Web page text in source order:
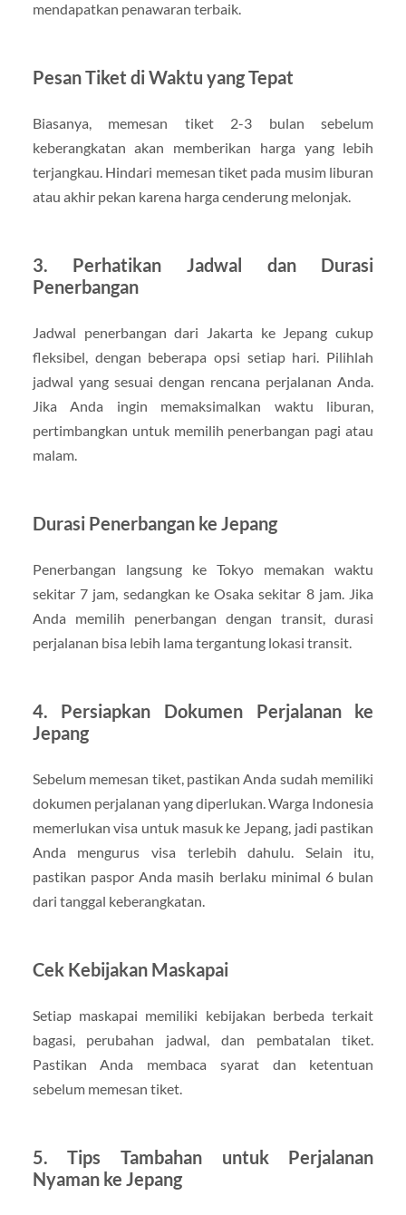
mendapatkan penawaran terbaik.
Pesan Tiket di Waktu yang Tepat
Biasanya, memesan tiket 2-3 bulan sebelum
keberangkatan akan memberikan harga yang lebih
terjangkau. Hindari memesan tiket pada musim liburan
atau akhir pekan karena harga cenderung melonjak.
3. Perhatikan Jadwal dan Durasi
Penerbangan
Jadwal penerbangan dari Jakarta ke Jepang cukup
fleksibel, dengan beberapa opsi setiap hari. Pilihlah
jadwal yang sesuai dengan rencana perjalanan Anda.
Jika Anda ingin memaksimalkan waktu liburan,
pertimbangkan untuk memilih penerbangan pagi atau
malam.
Durasi Penerbangan ke Jepang
Penerbangan langsung ke Tokyo memakan waktu
sekitar 7 jam, sedangkan ke Osaka sekitar 8 jam. Jika
Anda memilih penerbangan dengan transit, durasi
perjalanan bisa lebih lama tergantung lokasi transit.
4. Persiapkan Dokumen Perjalanan ke
Jepang
Sebelum memesan tiket, pastikan Anda sudah memiliki
dokumen perjalanan yang diperlukan. Warga Indonesia
memerlukan visa untuk masuk ke Jepang, jadi pastikan
Anda mengurus visa terlebih dahulu. Selain itu,
pastikan paspor Anda masih berlaku minimal 6 bulan
dari tanggal keberangkatan.
Cek Kebijakan Maskapai
Setiap maskapai memiliki kebijakan berbeda terkait
bagasi, perubahan jadwal, dan pembatalan tiket.
Pastikan Anda membaca syarat dan ketentuan
sebelum memesan tiket.
5.Tips Tambahan untuk Perjalanan
Nyaman ke Jepang